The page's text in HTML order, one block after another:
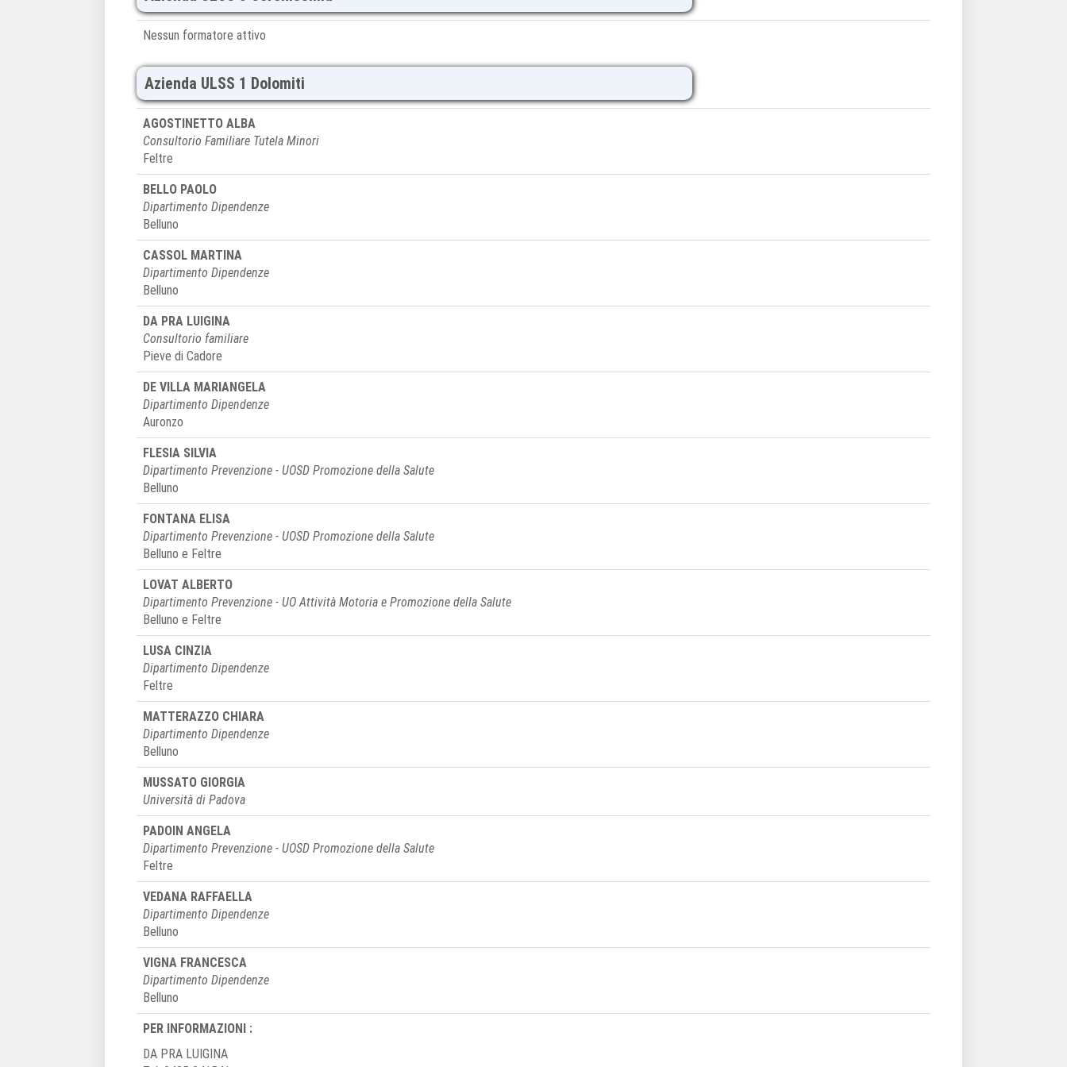
Nessun formatore attivo
Azienda ULSS 1 Dolomiti
AGOSTINETTO ALBA
Consultorio Familiare Tutela Minori
Feltre
BELLO PAOLO
Dipartimento Dipendenze
Belluno
CASSOL MARTINA
Dipartimento Dipendenze
Belluno
DA PRA LUIGINA
Consultorio familiare
Pieve di Cadore
DE VILLA MARIANGELA
Dipartimento Dipendenze
Auronzo
FLESIA SILVIA
Dipartimento Prevenzione - UOSD Promozione della Salute
Belluno
FONTANA ELISA
Dipartimento Prevenzione - UOSD Promozione della Salute
Belluno e Feltre
LOVAT ALBERTO
Dipartimento Prevenzione - UO Attività Motoria e Promozione della Salute
Belluno e Feltre
LUSA CINZIA
Dipartimento Dipendenze
Feltre
MATTERAZZO CHIARA
Dipartimento Dipendenze
Belluno
MUSSATO GIORGIA
Università di Padova
PADOIN ANGELA
Dipartimento Prevenzione - UOSD Promozione della Salute
Feltre
VEDANA RAFFAELLA
Dipartimento Dipendenze
Belluno
VIGNA FRANCESCA
Dipartimento Dipendenze
Belluno
PER INFORMAZIONI :
DA PRA LUIGINA